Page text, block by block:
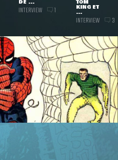
DE ...
INTERVIEW 1
TOM
KING ET
...
INTERVIEW 3